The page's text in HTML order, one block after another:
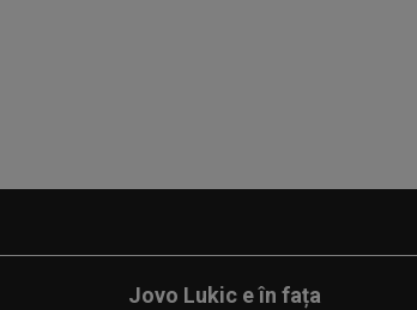
Jovo Lukic e în fața